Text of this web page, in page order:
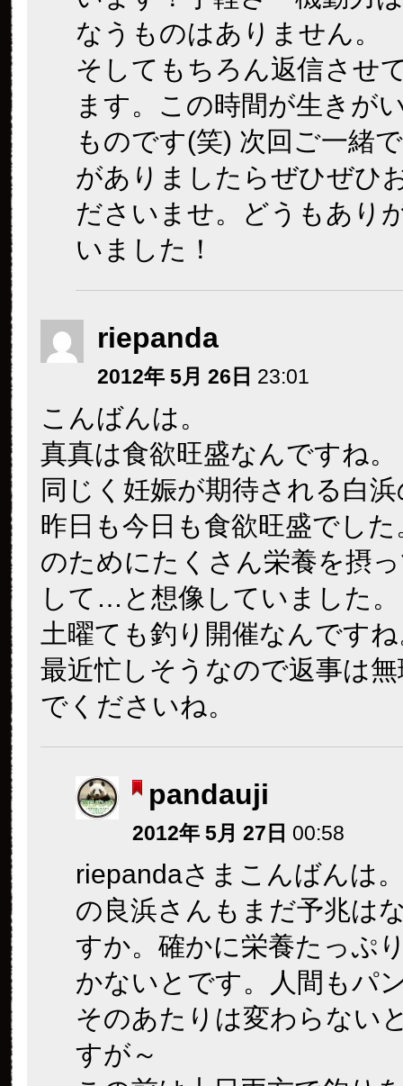
なうものはありません。
そしてもちろん返信させ
ます。この時間が生きが
ものです(笑) 次回ご一緒
がありましたらぜひぜひ
ださいませ。どうもあり
いました！
riepanda
2012年 5月 26日 23:01
こんばんは。
真真は食欲旺盛なんですね。
同じく妊娠が期待される白
昨日も今日も食欲旺盛でし
のためにたくさん栄養を摂
して…と想像していました。
土曜ても釣り開催なんです
最近忙しそうなので返事は
でくださいね。
pandauji
2012年 5月 27日 00:58
riepandaさまこんばんは
の良浜さんもまだ予兆は
すか。確かに栄養たっぷ
かないとです。人間もパ
そのあたりは変わらない
すが～